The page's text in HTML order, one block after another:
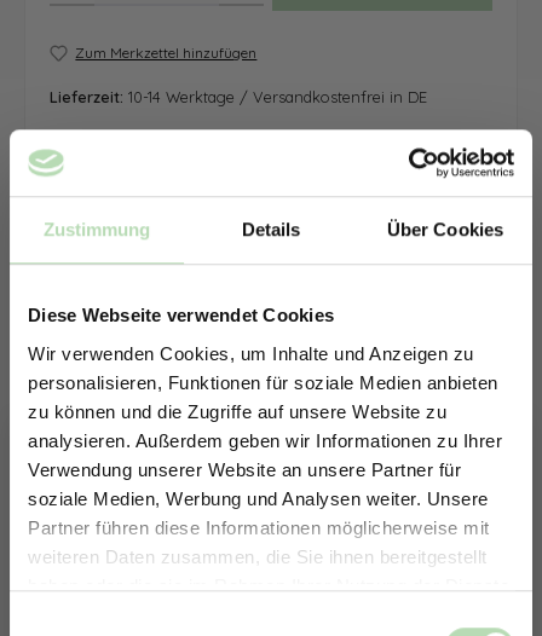
Zustimmung Details Über Cookies
Diese Webseite verwendet Cookies
Wir verwenden Cookies, um Inhalte und Anzeigen zu
personalisieren, Funktionen für soziale Medien anbieten
zu können und die Zugriffe auf unsere Website zu
analysieren. Außerdem geben wir Informationen zu Ihrer
Verwendung unserer Website an unsere Partner für
soziale Medien, Werbung und Analysen weiter. Unsere
Partner führen diese Informationen möglicherweise mit
weiteren Daten zusammen, die Sie ihnen bereitgestellt
haben oder die sie im Rahmen Ihrer Nutzung der Dienste
Zum Merkzettel hinzufügen
Lieferzeit: 10-14 Werktage / Versandkostenfrei in DE
ERHALTE 5% RABATT AUF
DEINE RÜCKWÄNDE